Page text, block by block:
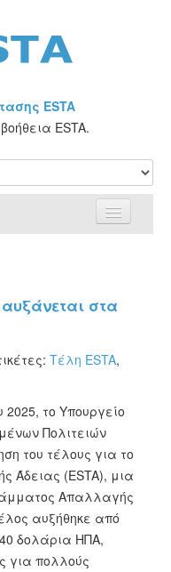
ESTA
ESTA.
αυξάνεται στα
Τέλη ESTA,
το Υπουργείο
Πολιτειών
του τέλους για το
Άδειας (ESTA), μια
Απαλλαγής
αυξήθηκε από
δολάρια ΗΠΑ,
για πολλούς